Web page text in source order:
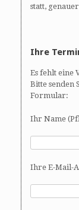
statt,
Ihre
Es fehlt eine
Bitte senden
Formular:
Ihr Name
Ihre E-Mail-